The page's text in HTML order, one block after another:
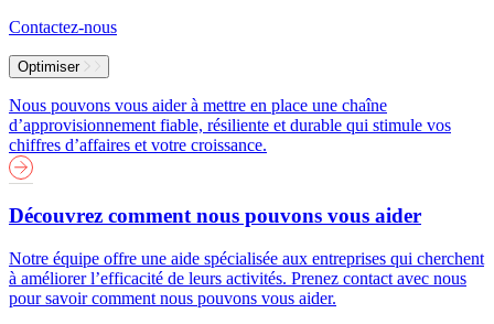
Contactez-nous
Optimiser
Nous pouvons vous aider à mettre en place une chaîne
d’approvisionnement fiable, résiliente et durable qui stimule vos
chiffres d’affaires et votre croissance.
Découvrez comment nous pouvons vous aider
Notre équipe offre une aide spécialisée aux entreprises qui cherchent
à améliorer l’efficacité de leurs activités. Prenez contact avec nous
pour savoir comment nous pouvons vous aider.